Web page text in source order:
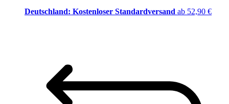
Deutschland: Kostenloser Standardversand ab 52,90 €